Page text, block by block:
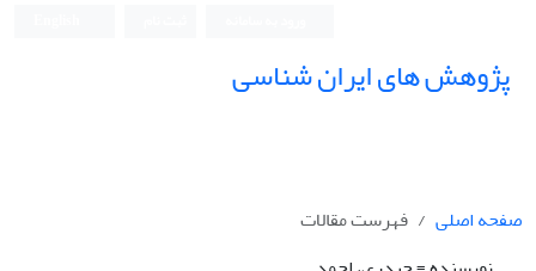
پژوهش های ایران شناسی
صفحه اصلی
فهرست مقالات